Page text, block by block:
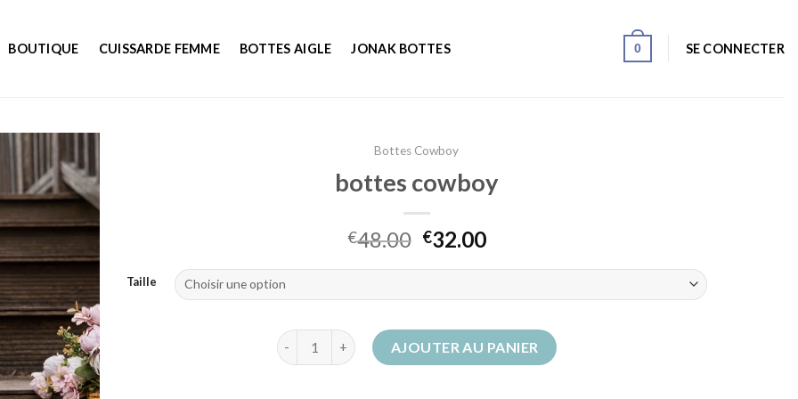
BOUTIQUE CUISSARDE FEMME BOTTES AIGLE JONAK BOTTES 0 SE CONNECTER
Bottes Cowboy
bottes cowboy
€48.00 €32.00
Taille
quantité de bottes cowboyAJOUTER AU PANIER